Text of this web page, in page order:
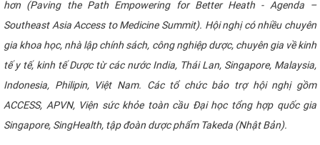
KHOA HỌC CÔNG NGHỆ
HTQT
CỰU NGƯỜI HỌC
hơn (Paving the Path Empowering for Better Heath - Agenda –
Southeast Asia Access to Medicine Summit). Hội nghị có nhiều chuyên
gia khoa học, nhà lập chính sách, công nghiệp dược, chuyên gia về kinh
tế y tế, kinh tế Dược từ các nước India, Thái Lan, Singapore, Malaysia,
Indonesia, Philipin, Việt Nam. Các tổ chức bảo trợ hội nghị gồm
ACCESS, APVN, Viện sức khỏe toàn cầu Đại học tổng hợp quốc gia
Singapore, SingHealth, tập đoàn dược phẩm Takeda (Nhật Bản).